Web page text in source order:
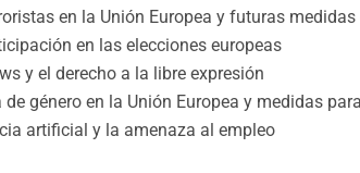
en la Unión Europea y futuras medidas
en las elecciones europeas
y el derecho a la libre expresión
de género en la Unión Europea y medidas
artificial y la amenaza al empleo